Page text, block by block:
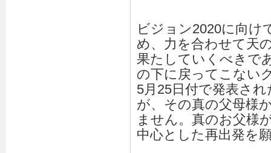
ビジョン2020に向け
め、力を合わせて天
果たしていくべきで
の下に戻ってこない
5月25日付で発表さ
が、その真の父母様
ません。真のお父様
中心とした再出発を